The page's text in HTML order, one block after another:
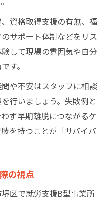
資格取得支援の有無、福
サポート体制などをリス
して現場の雰囲気や自分
す。
や不安はスタッフに相談
行いましょう。失敗例と
ず早期離脱につながるケ
を持つことが「サバイバ
の視点
区で就労支援B型事業所